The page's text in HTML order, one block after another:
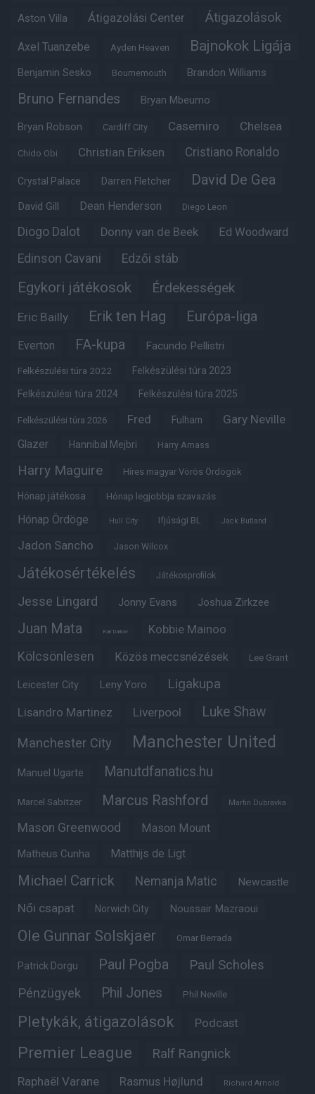
Aston Villa Átigazolási Center Átigazolások
Axel Tuanzebe Ayden Heaven Bajnokok Ligája
Benjamin Sesko Bournemouth Brandon Williams
Bruno Fernandes Bryan Mbeumo
Bryan Robson Cardiff City Casemiro Chelsea
Chido Obi Christian Eriksen Cristiano Ronaldo
Crystal Palace Darren Fletcher David De Gea
David Gill Dean Henderson Diego Leon
Diogo Dalot Donny van de Beek Ed Woodward
Edinson Cavani Edzői stáb
Egykori játékosok Érdekességek
Eric Bailly Erik ten Hag Európa-liga
Everton FA-kupa Facundo Pellistri
Felkészülési túra 2022 Felkészülési túra 2023
Felkészülési túra 2024 Felkészülési túra 2025
Felkészülési túra 2026 Fred Fulham Gary Neville
Glazer Hannibal Mejbri Harry Amass
Harry Maguire Híres magyar Vörös Ördögök
Hónap játékosa Hónap legjobbja szavazás
Hónap Ördöge Hull City Ifjúsági BL Jack Butland
Jadon Sancho Jason Wilcox
Játékosértékelés Játékosprofilok
Jesse Lingard Jonny Evans Joshua Zirkzee
Juan Mata Karl Darlow Kobbie Mainoo
Kölcsönlesen Közös meccsnézések Lee Grant
Leicester City Leny Yoro Ligakupa
Lisandro Martinez Liverpool Luke Shaw
Manchester City Manchester United
Manuel Ugarte Manutdfanatics.hu
Marcel Sabitzer Marcus Rashford Martin Dubravka
Mason Greenwood Mason Mount
Matheus Cunha Matthijs de Ligt
Michael Carrick Nemanja Matic Newcastle
Női csapat Norwich City Noussair Mazraoui
Ole Gunnar Solskjaer Omar Berrada
Patrick Dorgu Paul Pogba Paul Scholes
Pénzügyek Phil Jones Phil Neville
Pletykák, átigazolások Podcast
Premier League Ralf Rangnick
Raphaël Varane Rasmus Højlund Richard Arnold